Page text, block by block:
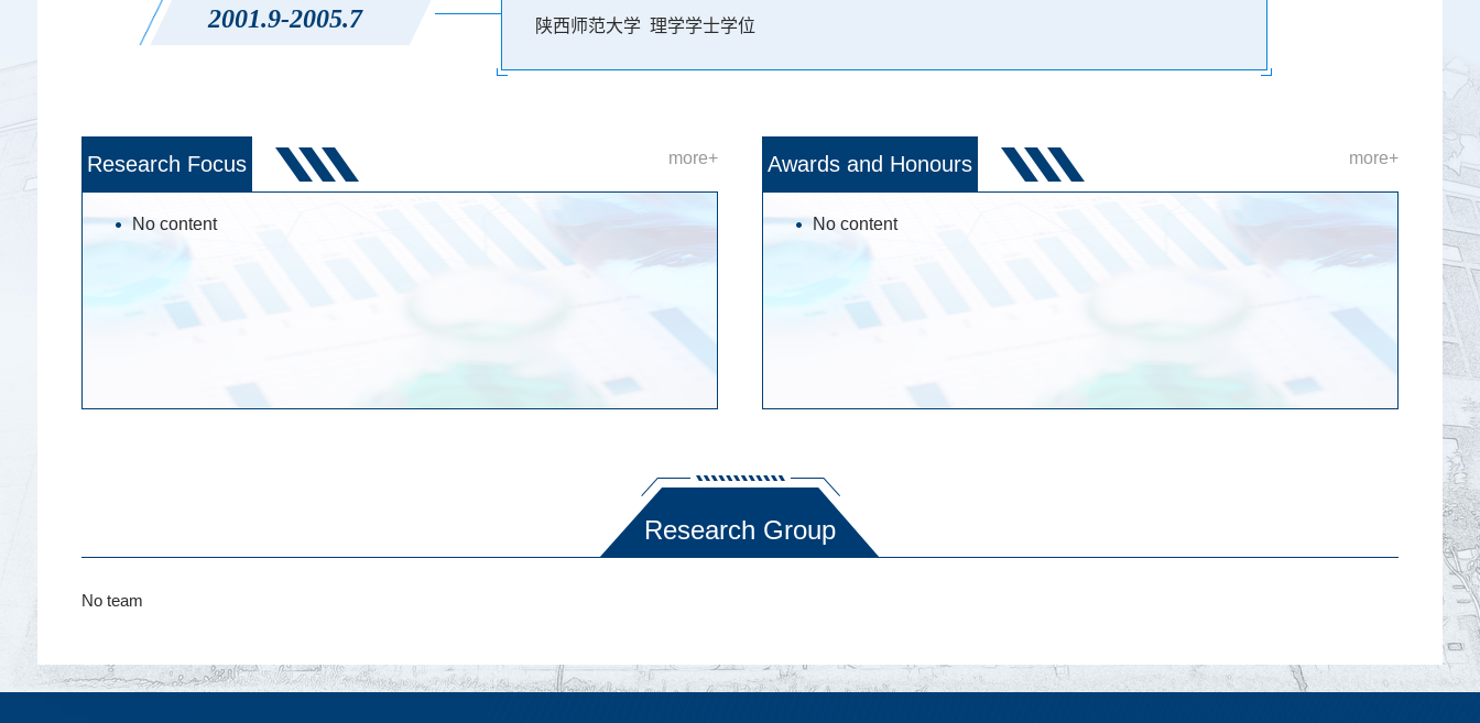
2001.9-2005.7 陕西师范大学 理学学士学位
Research Focus more+
No content
Awards and Honours more+
No content
Research Group
No team